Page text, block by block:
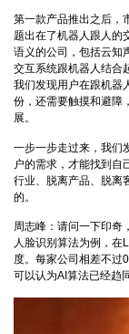
第一款产品推出之后，
题出在了机器人跟人的
语义的公司，包括云知
交互系统跟机器人结合
我们发现用户在跟机器
份，还需要触摸和避障
展。
一步一步走过来，我们
户的需求，才能找到自
行业、脱离产品、脱离
的。
周志峰：请问一下印奇
人脸识别算法为例，在
度。每家公司相差不过
可以认为AI算法已经趋